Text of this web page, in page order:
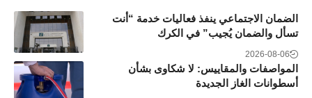
الضمان الاجتماعي ينفذ فعاليات خدمة “أنت
تسأل والضمان يُجيب” في الكرك
2026-08-06
المواصفات والمقاييس: لا شكاوى بشأن
أسطوانات الغاز الجديدة